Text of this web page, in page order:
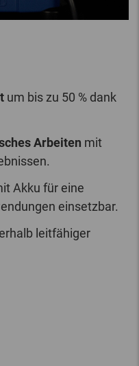
um bis zu 50 % dank
Arbeiten mit
Akku für eine
einsetzbar.
leitfähiger